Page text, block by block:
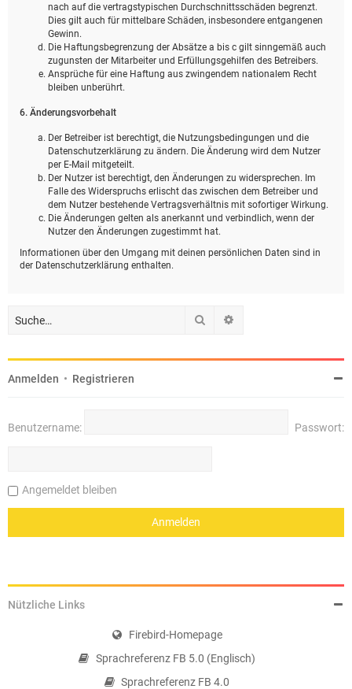
nach auf die vertragstypischen Durchschnittsschäden begrenzt.
Dies gilt auch für mittelbare Schäden, insbesondere entgangenen
Gewinn.
Die Haftungsbegrenzung der Absätze a bis c gilt sinngemäß auch
zugunsten der Mitarbeiter und Erfüllungsgehilfen des Betreibers.
Ansprüche für eine Haftung aus zwingendem nationalem Recht
bleiben unberührt.
6. Änderungsvorbehalt
Der Betreiber ist berechtigt, die Nutzungsbedingungen und die
Datenschutzerklärung zu ändern. Die Änderung wird dem Nutzer
per E-Mail mitgeteilt.
Der Nutzer ist berechtigt, den Änderungen zu widersprechen. Im
Falle des Widerspruchs erlischt das zwischen dem Betreiber und
dem Nutzer bestehende Vertragsverhältnis mit sofortiger Wirkung.
Die Änderungen gelten als anerkannt und verbindlich, wenn der
Nutzer den Änderungen zugestimmt hat.
Informationen über den Umgang mit deinen persönlichen Daten sind in
der Datenschutzerklärung enthalten.
Suche
Anmelden • Registrieren
Benutzername: Passwort:
Angemeldet bleiben
Nützliche Links
Firebird-Homepage
Sprachreferenz FB 5.0 (Englisch)
Sprachreferenz FB 4.0